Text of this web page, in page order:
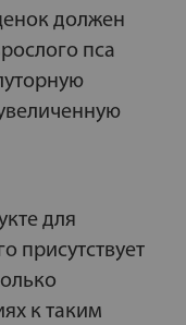
должен
пса
для
присутствует
к таким